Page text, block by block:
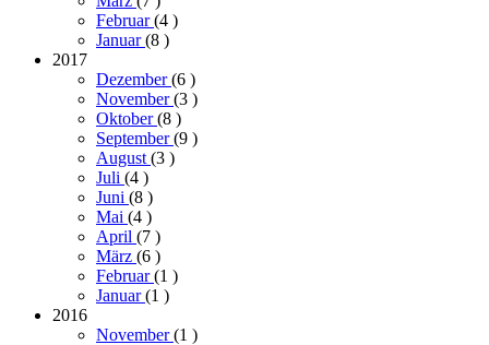
Februar(4 )
Januar(8 )
2017
Dezember(6 )
November(3 )
Oktober(8 )
September(9 )
August (3 )
Juli (4 )
Juni (8 )
Mai (4 )
April (7 )
März (6 )
Februar(1 )
Januar(1 )
2016
November(1 )